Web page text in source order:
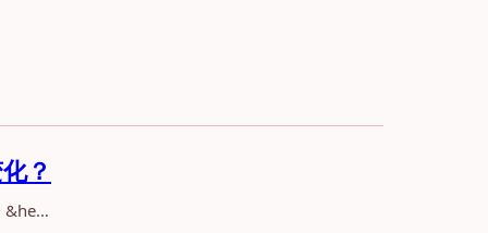
？
&he…